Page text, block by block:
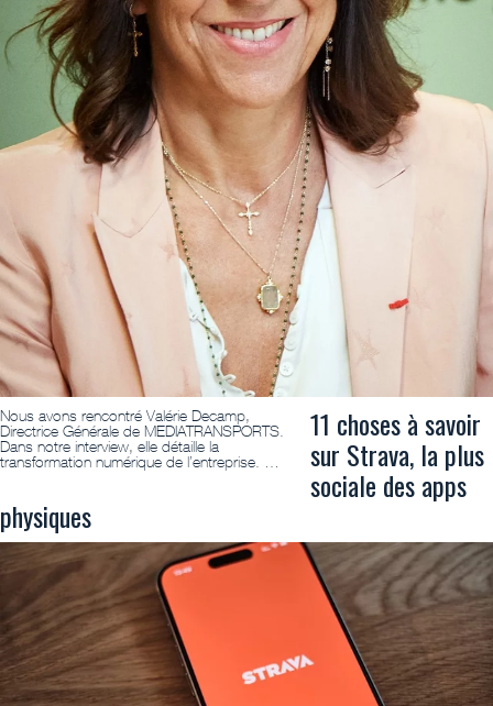
Nous avons rencontré Valérie Decamp,
Directrice Générale de MEDIATRANSPORTS.
Dans notre interview, elle détaille la
transformation numérique de l’entreprise. …
11 choses à savoir
sur Strava, la plus
sociale des apps
physiques